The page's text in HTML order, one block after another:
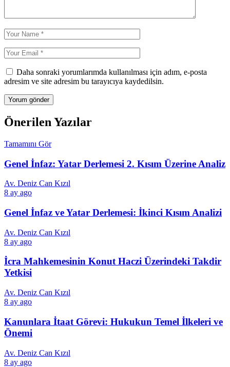
Daha sonraki yorumlarımda kullanılması için adım, e-posta
adresim ve site adresim bu tarayıcıya kaydedilsin.
Önerilen Yazılar
Tamamını Gör
Genel İnfaz: Yatar Derlemesi 2. Kısım Üzerine Analiz
Av. Deniz Can Kızıl
8 ay ago
Genel İnfaz ve Yatar Derlemesi: İkinci Kısım Analizi
Av. Deniz Can Kızıl
8 ay ago
İcra Mahkemesinin Konut Haczi Üzerindeki Takdir
Yetkisi
Av. Deniz Can Kızıl
8 ay ago
Kanunlara İtaat Görevi: Hukukun Temel İlkeleri ve
Önemi
Av. Deniz Can Kızıl
8 ay ago